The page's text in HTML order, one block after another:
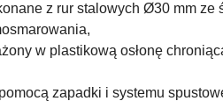
z rur stalowych Ø30 mm ze
w plastikową osłonę
zapadki i systemu